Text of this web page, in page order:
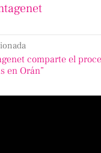
comparte el
en Orán”